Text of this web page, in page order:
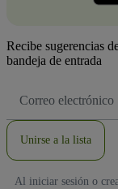
Recibe sugerencias
bandeja de entrada
de
Unirse a la lista
Al iniciar sesión o